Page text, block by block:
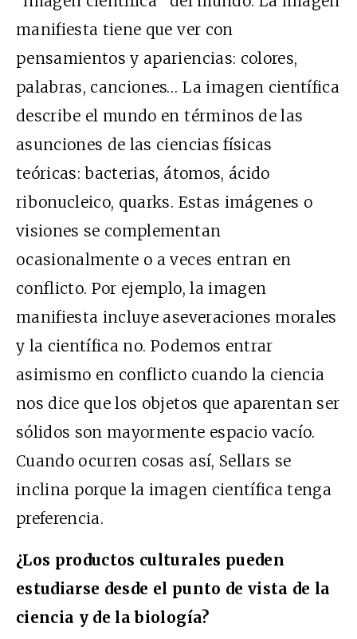
manifiesta tiene que ver con
pensamientos y apariencias: colores,
palabras, canciones… La imagen científica
describe el mundo en términos de las
asunciones de las ciencias físicas
teóricas: bacterias, átomos, ácido
ribonucleico, quarks. Estas imágenes o
visiones se complementan
ocasionalmente o a veces entran en
conflicto. Por ejemplo, la imagen
manifiesta incluye aseveraciones morales
y la científica no. Podemos entrar
asimismo en conflicto cuando la ciencia
nos dice que los objetos que aparentan ser
sólidos son mayormente espacio vacío.
Cuando ocurren cosas así, Sellars se
inclina porque la imagen científica tenga
preferencia.
¿Los productos culturales pueden
estudiarse desde el punto de vista de la
ciencia y de la biología?